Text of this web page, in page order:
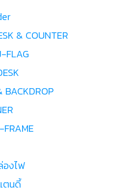
& COUNTER
FLAG
BACKDROP
องไฟ
ตนดี้